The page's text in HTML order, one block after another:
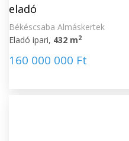
eladó
Békéscsaba Almáskertek
Eladó ipari, 432 m2
160 000 000 Ft